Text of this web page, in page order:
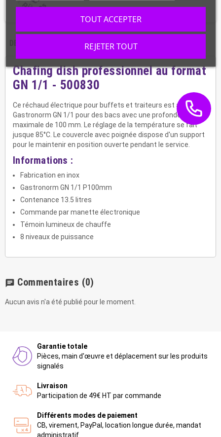
CARACTÉRISTIQUES
Chafing dish professionnel au format
GN 1/1 - 500830
Ce réchaud électrique pour buffets et traiteurs est au format
Gastronorm GN 1/1 pour des bacs avec une profondeur
maximale de 100 mm. Le réglage de la température se fait
jusque 85°C. Le couvercle avec poignée dispose d'un support
pour le maintenir en position ouverte pendant le service.
Informations :
Fabrication en inox
Gastronorm GN 1/1 P100mm
Contenance 13.5 litres
Commande par manette électronique
Témoin lumineux de chauffe
8 niveaux de puissance
chat Commentaires (0)
Aucun avis n'a été publié pour le moment.
Garantie totale
Pièces, main d'œuvre et déplacement sur les produits
signalés
Livraison
Participation de 49€ HT par commande
Différents modes de paiement
CB, virement, PayPal, location longue durée, mandat
administratif
REJETER TOUT
TOUT ACCEPTER